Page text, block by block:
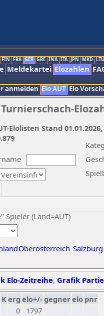
FIN FRA GER GRE INA ITA JPN MKD LTU
Meldekartei Elozahlen
anmelden Elo AUT Elo
Spieler (Land=AUT)
Oberösterreich Salzburg
Elolisten Stand
Elo-Zeitreihe, Grafik
Kerg elo+/-gegnerelo pnr
0
1797